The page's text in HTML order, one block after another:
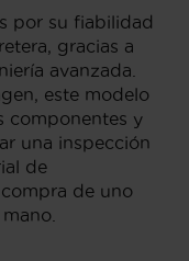
por su fiabilidad
gracias a
avanzada.
este modelo
componentes y
una inspección
de
de uno